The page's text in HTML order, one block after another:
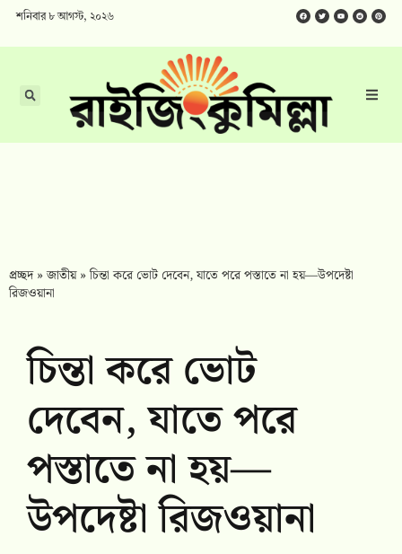
শনিবার ৮ আগস্ট, ২০২৬
প্রচ্ছদ»জাতীয়»চিন্তা করে ভোট দেবেন, যাতে পরে পস্তাতে না হয়—উপদেষ্টা
রিজওয়ানা
চিন্তা করে ভোট
দেবেন, যাতে পরে
পস্তাতে না হয়—
উপদেষ্টা রিজওয়ানা